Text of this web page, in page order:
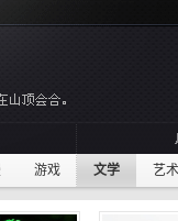
游戏 文学 艺术